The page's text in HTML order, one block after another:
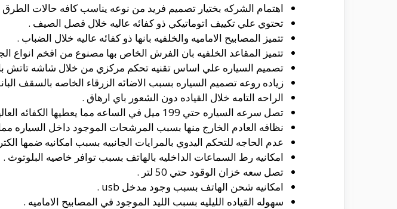
اهتمام الشركه بختيار تصميم فريد من نوعه يناسب كافه حالات
تحتوي علي تكييف اتوماتيكي ذو كفائه عاليه خلال فصل الصيف .
تتميز المصابيح الاماميه والخلفيه بانها ذو كفائه عاليه خلال الضباب .
تتميز المقاعد الخلفيه بان الفرش الخاص بها مصنوع من افخم انواع
تصميم السياره علي اساس تقنيه تحكم مركزي من خلال شاشه تاتش
زياده روعه تصميم السياره بسبب الاضائه الزرقاء الخاصه بالسقف
الراحه التامه خلال القياده دون الشعور باي ارهاق .
تصل سرعه السياره حتي 199 ميل في الساعه مما يعطيها الكفائه العاليه علي الطرق السريعه .
نظافه العادم الخارج منها بسبب المرشحات الموجود داخل السياره
عدم الحاجه للتحكم اليدوي بالمرايات الجانبيه بسبب امكانيه ضمها
امكانيه رط السماعات الداخليه بالهاتف بسبب توافر خاصيه البلوتوث .
تصل سعه خزان الوقود حتي 50 لتر .
امكانيه شحن الهاتف بسبب وجود مدخل usb .
سهوله القياده الليليه بسبب الليد الموجود في المصابيح الاماميه .